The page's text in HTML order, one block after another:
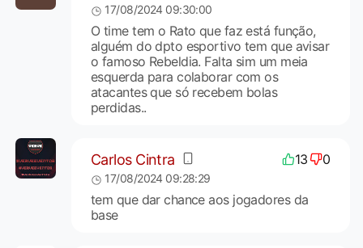
17/08/2024 09:30:00
O time tem o Rato que faz está função,
alguém do dpto esportivo tem que avisar
o famoso Rebeldia. Falta sim um meia
esquerda para colaborar com os
atacantes que só recebem bolas
perdidas..
Carlos Cintra 13 0
17/08/2024 09:28:29
tem que dar chance aos jogadores da
base